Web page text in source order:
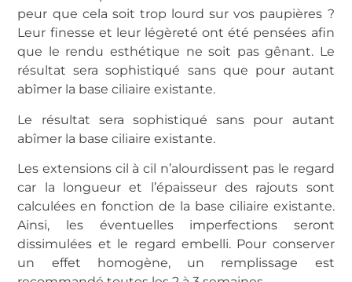
peur que cela soit trop lourd sur vos paupières ?
Leur finesse et leur légèreté ont été pensées afin
que le rendu esthétique ne soit pas gênant. Le
résultat sera sophistiqué sans que pour autant
abîmer la base ciliaire existante.
Le résultat sera sophistiqué sans pour autant
abîmer la base ciliaire existante.
Les extensions cil à cil n’alourdissent pas le regard
car la longueur et l’épaisseur des rajouts sont
calculées en fonction de la base ciliaire existante.
Ainsi, les éventuelles imperfections seront
dissimulées et le regard embelli. Pour conserver
un effet homogène, un remplissage est